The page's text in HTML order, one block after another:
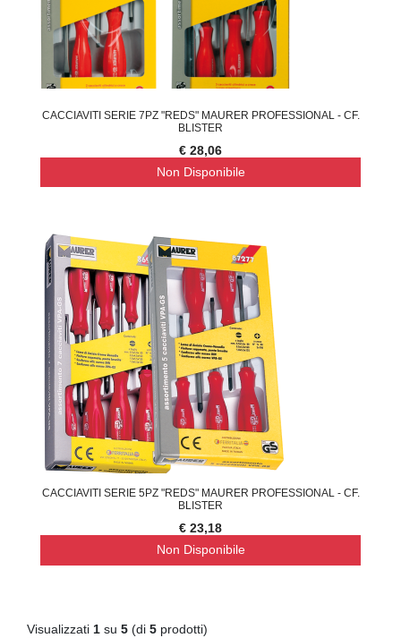
CACCIAVITI SERIE 7PZ "REDS" MAURER PROFESSIONAL - CF.
BLISTER
€ 28,06
Non Disponibile
CACCIAVITI SERIE 5PZ "REDS" MAURER PROFESSIONAL - CF.
BLISTER
€ 23,18
Non Disponibile
Visualizzati 1 su 5 (di 5 prodotti)